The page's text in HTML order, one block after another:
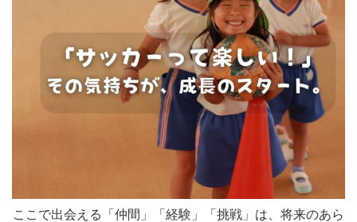
ここで出会える「仲間」「経験」「挑戦」は、将来のあら